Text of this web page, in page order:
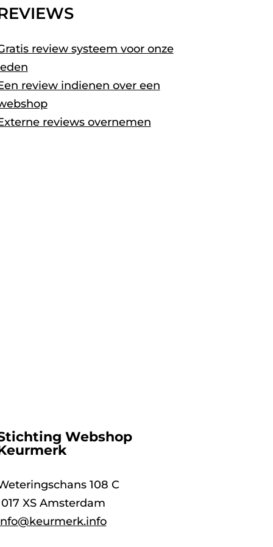
review systeem voor onze
review indienen over een
reviews overnemen
Webshop
108 C
XS Amsterdam